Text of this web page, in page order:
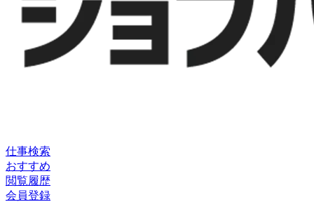
仕事検索
おすすめ
閲覧履歴
会員登録